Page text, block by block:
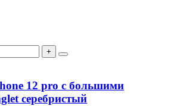
+
12 pro с большими
серебристый